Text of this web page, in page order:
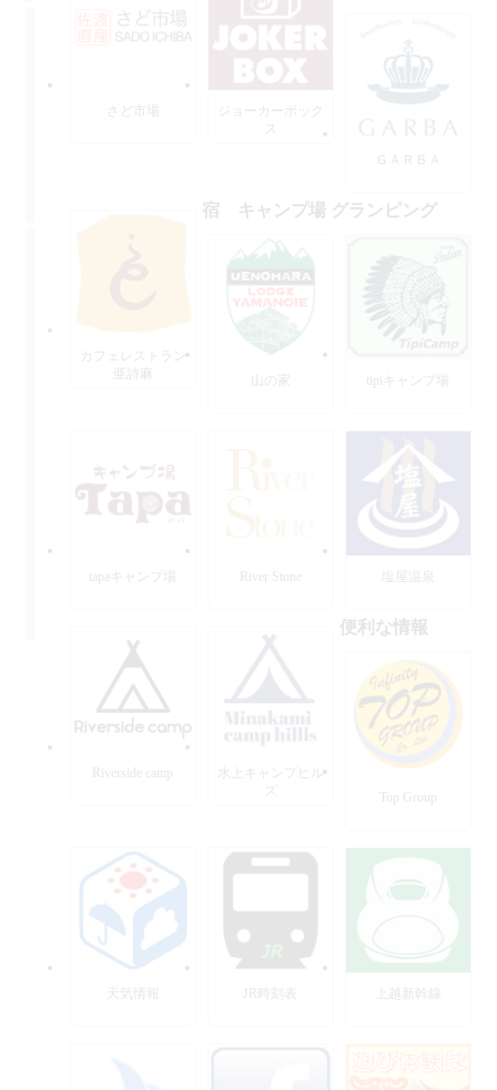
さど市場
ジョーカーボック
ス
ＧＡＲＢＡ
カフェレストラン
亜詩麻
宿 キャンプ場 グランピング
山の家 tipiキャンプ場
tapaキャンプ場 River Stone 塩屋温泉
Riverside camp
水上キャンプヒル
便利な情報
Top Group
天気情報 JR時刻表